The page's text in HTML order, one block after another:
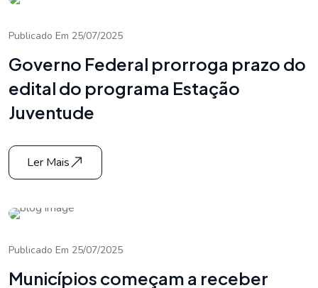
Publicado Em 25/07/2025
Governo Federal prorroga prazo do
edital do programa Estação
Juventude
Ler Mais
Publicado Em 25/07/2025
Municípios começam a receber